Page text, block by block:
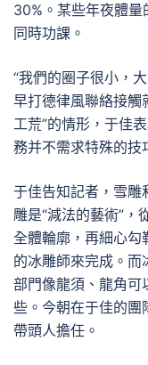
30%。某些年夜體
同時功課。
“我們的圈子很小，
早打德律風聯絡接觸
工荒”的情形，于佳
務并不需求特殊的技
于佳告知記者，雪雕
雕是“減法的藝術”，
全體輪廓，再細心勾
的冰雕師來完成。而
部門像龍須、龍角可
些。今朝在于佳的團
帶頭人擔任。